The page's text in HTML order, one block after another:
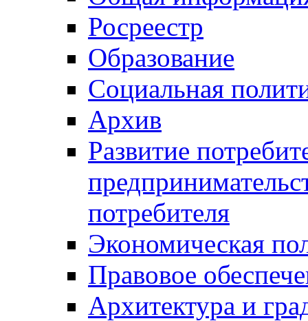
Росреестр
Образование
Социальная
Архив
Развитие
потребителя
Экономическая
Правовое
Архитектура и